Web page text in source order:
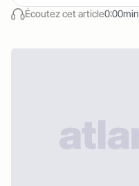
Écoutez cet article0:00min